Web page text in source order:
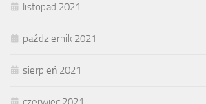
listopad 2021
październik 2021
sierpień 2021